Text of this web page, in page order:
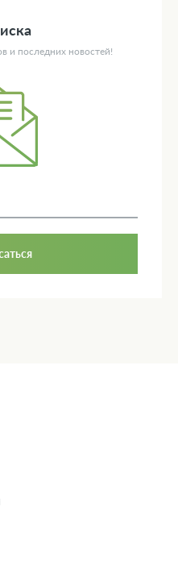
и последних новостей!